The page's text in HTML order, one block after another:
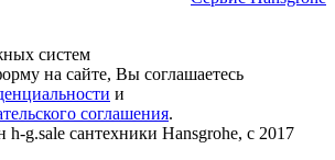
на сайте, Вы соглашаетесь
и
соглашения.
g.sale сантехники Hansgrohe, с 2017